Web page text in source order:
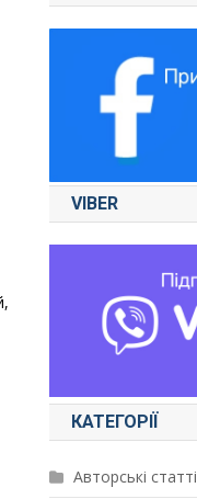
VIBER
КАТЕГОРІЇ
Авторські статті